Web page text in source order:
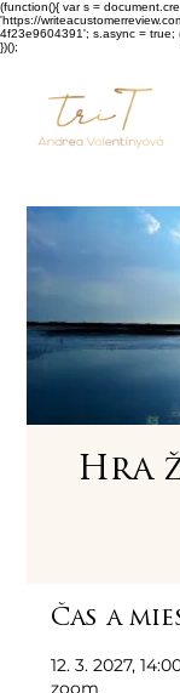
(function(){ var s =
'https://
4f23e9604391'; s.async = true;
})();
Hra
Čas a
12. 3. 2027,
zoom